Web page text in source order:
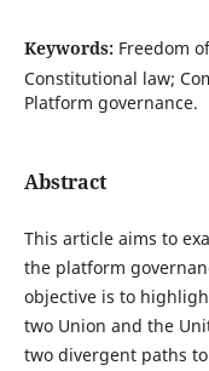
Keywords: Freedom
Constitutional law;
Platform governance.
Abstract
This article aims to
the platform
objective is to
two Union and the
two divergent paths